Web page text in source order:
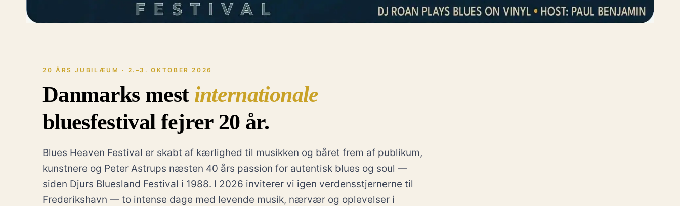
20 ÅRS JUBILÆUM · 2.–3. OKTOBER 2026
Danmarks mest internationale
bluesfestival fejrer 20 år.
Blues Heaven Festival er skabt af kærlighed til musikken og båret frem af publikum,
kunstnere og Peter Astrups næsten 40 års passion for autentisk blues og soul —
siden Djurs Bluesland Festival i 1988. I 2026 inviterer vi igen verdensstjernerne til
Frederikshavn — to intense dage med levende musik, nærvær og oplevelser i